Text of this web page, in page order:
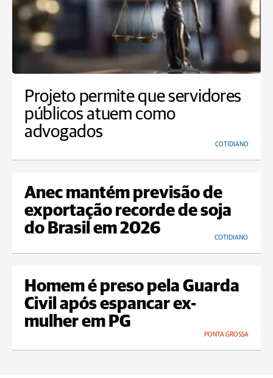
Projeto permite que servidores
públicos atuem como
advogados
COTIDIANO
Anec mantém previsão de
exportação recorde de soja
do Brasil em 2026
COTIDIANO
Homem é preso pela Guarda
Civil após espancar ex-
mulher em PG
PONTA GROSSA